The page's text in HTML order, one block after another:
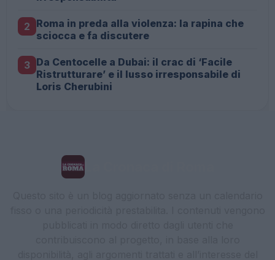
2 Roma in preda alla violenza: la rapina che
sciocca e fa discutere
3 Da Centocelle a Dubai: il crac di ‘Facile
Ristrutturare’ e il lusso irresponsabile di
Loris Cherubini